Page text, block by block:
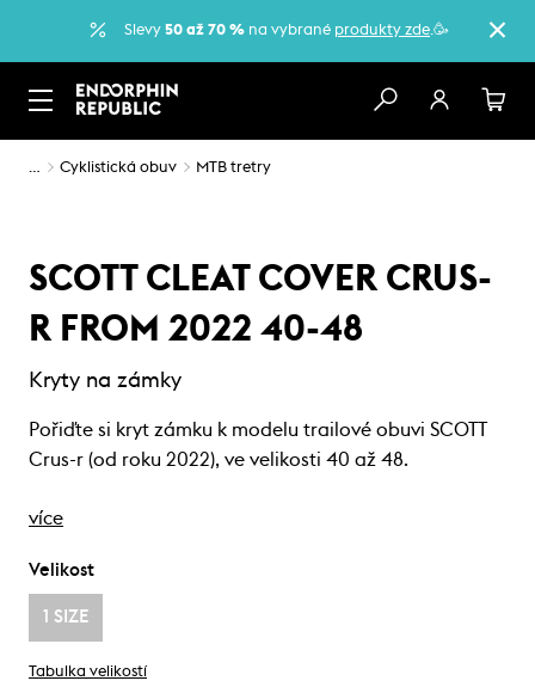
Slevy 50 až 70 % na vybrané produkty zde.🥳
… Cyklistická obuv MTB tretry
SCOTT CLEAT COVER CRUS-
R FROM 2022 40-48
Kryty na zámky
Pořiďte si kryt zámku k modelu trailové obuvi SCOTT
Crus-r (od roku 2022), ve velikosti 40 až 48.
více
Velikost
1 SIZE
Tabulka velikostí